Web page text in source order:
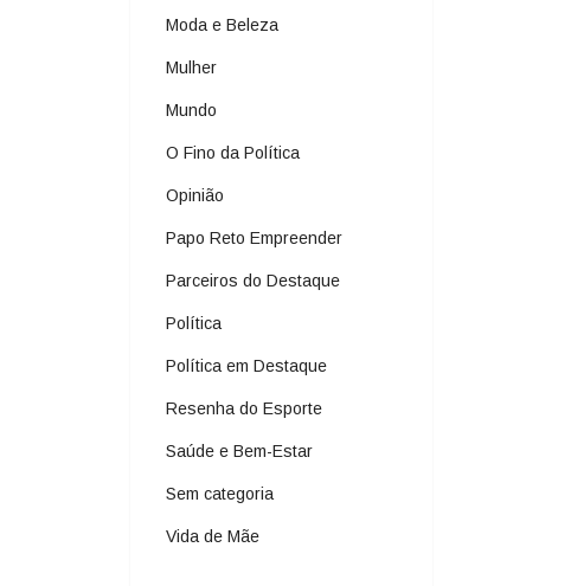
Moda e Beleza
Mulher
Mundo
O Fino da Política
Opinião
Papo Reto Empreender
Parceiros do Destaque
Política
Política em Destaque
Resenha do Esporte
Saúde e Bem-Estar
Sem categoria
Vida de Mãe